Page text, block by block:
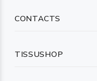
CONTACTS
TISSUSHOP